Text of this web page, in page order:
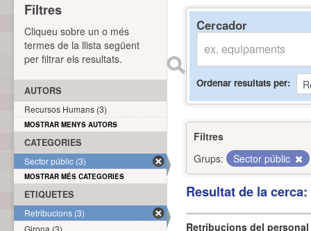
Cercador
Ordenar resultats per
Filtres
Grups:
Sector públic
Resultat de la
Retribucions del
Filtres
Cliqueu sobre un o més
termes de la llista següent
per filtrar els resultats.
AUTORS
Recursos Humans (3)
MOSTRAR MENYS AUTORS
CATEGORIES
Sector públic (3)
MOSTRAR MÉS CATEGORIES
ETIQUETES
Retribucions (3)
Girona (3)